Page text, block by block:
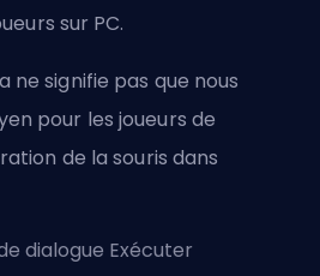
sur PC.
ne signifie pas que nous
pour les joueurs de
de la souris dans
dialogue Exécuter